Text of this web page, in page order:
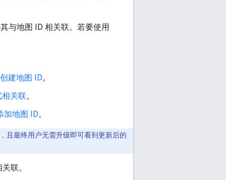
与地图 ID 相关联。若要使用
创建地图 ID。
关联。
加地图 ID。
且最终用户无需升级即可看到更新后的
联。